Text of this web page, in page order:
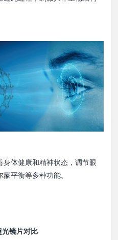
体健康和精神状态，调节眼
平衡等多种功能。
镜片对比